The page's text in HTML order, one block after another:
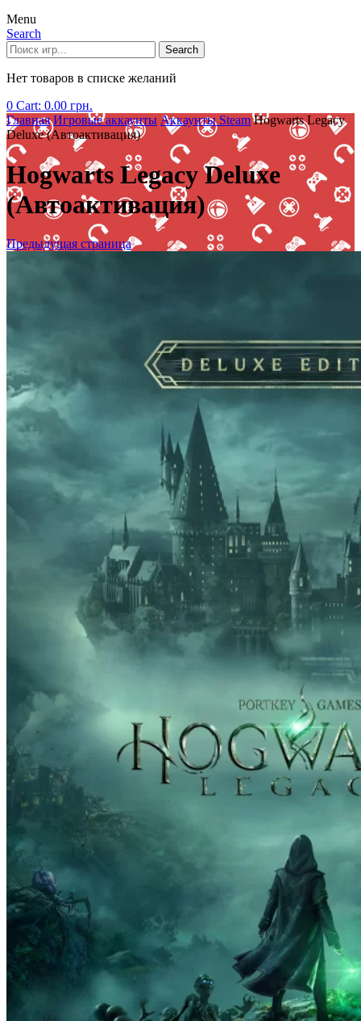
Menu
Search
Search
Нет товаров в списке желаний
0 Cart: 0.00 грн.
Главная Игровые аккаунты Аккаунты Steam Hogwarts Legacy
Deluxe (Автоактивация)
Hogwarts Legacy Deluxe
(Автоактивация)
Предыдущая страница